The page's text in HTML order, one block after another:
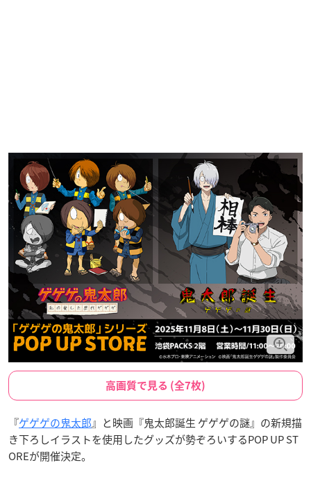
高画質で見る (全7枚)
『ゲゲゲの鬼太郎』と映画『鬼太郎誕生 ゲゲゲの謎』の新規描
き下ろしイラストを使用したグッズが勢ぞろいするPOP UP ST
OREが開催決定。